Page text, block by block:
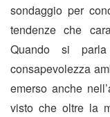
sondaggio per
tendenze che
Quando si
consapevolezza
emerso anche
visto che oltre la